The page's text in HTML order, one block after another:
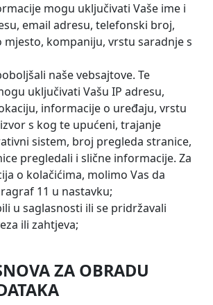
mogu uključivati Vaše ime i
email adresu, telefonski broj,
mjesto, kompaniju, vrstu saradnje s
naše vebsajtove. Te
uključivati Vašu IP adresu,
informacije o uređaju, vrstu
s kog te upućeni, trajanje
sistem, broj pregleda stranice,
pregledali i slične informacije. Za
o kolačićima, molimo Vas da
11 u nastavku;
u saglasnosti ili se pridržavali
ili zahtjeva;
ZA OBRADU